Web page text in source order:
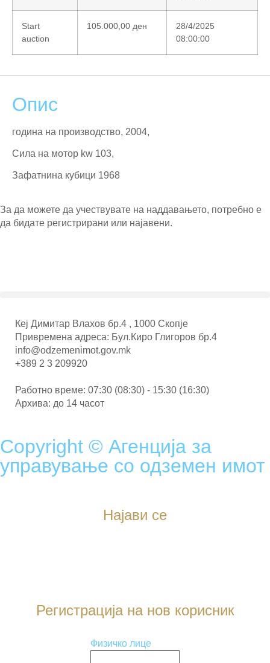
Start
auction
105.000,00 ден
28/4/2025
08:00:00
Опис
година на производство, 2004,
Сила на мотор kw 103,
Зафатнина кубици 1968
За да можете да учествувате на наддавањето, потребно е
да бидате регистрирани или најавени.
Кеј Димитар Влахов бр.4 , 1000 Скопје
Привремена адреса: Бул.Киро Глигоров бр.4
info@odzemenimot.gov.mk
+389 2 3 209920
Работно време: 07:30 (08:30) - 15:30 (16:30)
Архива: до 14 часот
Copyright © Агенција за
управување со одземен имот
Најави се
Регистрација на нов корисник
Физичко лице